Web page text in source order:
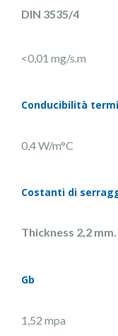
DIN 3535/4
<0,01 mg/s.m
Conducibilità
0,4 W/m°C
Costanti di
Thickness 2,2 mm.
Gb
1,52 mpa